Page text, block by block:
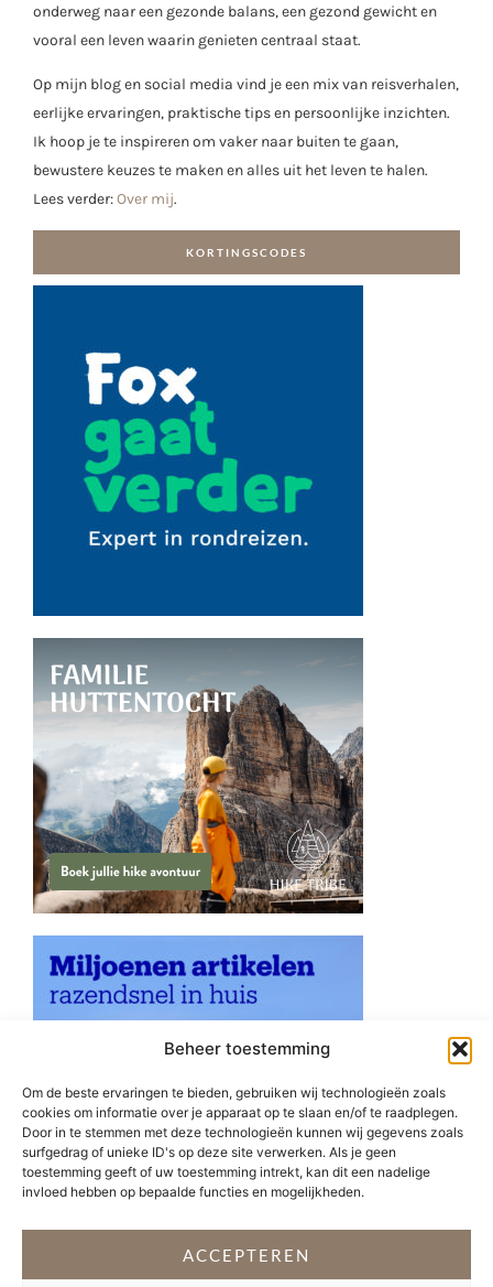
Beheer toestemming
Om de beste ervaringen te bieden, gebruiken wij technologieën zoals
cookies om informatie over je apparaat op te slaan en/of te raadplegen.
Door in te stemmen met deze technologieën kunnen wij gegevens zoals
surfgedrag of unieke ID's op deze site verwerken. Als je geen
toestemming geeft of uw toestemming intrekt, kan dit een nadelige
invloed hebben op bepaalde functies en mogelijkheden.
ACCEPTEREN
onderweg naar een gezonde balans, een gezond gewicht en
vooral een leven waarin genieten centraal staat.
Op mijn blog en social media vind je een mix van reisverhalen,
eerlijke ervaringen, praktische tips en persoonlijke inzichten.
Ik hoop je te inspireren om vaker naar buiten te gaan,
bewustere keuzes te maken en alles uit het leven te halen.
Lees verder:Over mij.
KORTINGSCODES